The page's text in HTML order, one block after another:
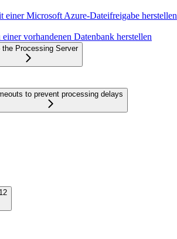
einer Microsoft Azure-Dateifreigabe herstellen
vorhandenen Datenbank herstellen
the Processing Server
to prevent processing delays